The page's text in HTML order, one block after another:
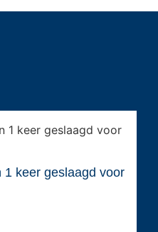
1 keer geslaagd voor